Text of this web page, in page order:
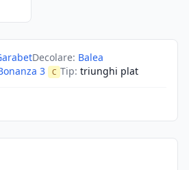
Decolare: Balea
3 C Tip: triunghi plat